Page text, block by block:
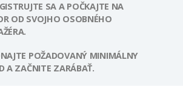
SA A POČKAJTE NA
OD SVOJHO OSOBNÉHO
POŽADOVANÝ MINIMÁLNY
A ZAČNITE ZARÁBAŤ.